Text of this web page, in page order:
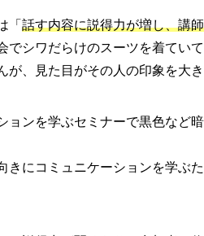
「 話す内容に説得力が増し、講
でシワだらけのスーツを着てい
が、見た目がその人の印象を大
ョンを学ぶセミナーで黒色など
きにコミュニケーションを学ぶ